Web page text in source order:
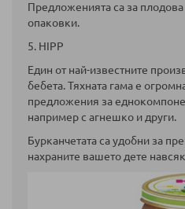
Предложенията са за
опаковки.
5. HIPP
Един от най-известните
бебета. Тяхната гама е
предложения за
например с агнешко и други.
Бурканчетата са удобни за
нахраните вашето дете